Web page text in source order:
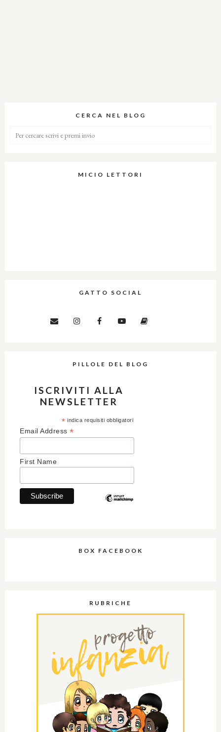
CERCA NEL BLOG
MICIO LETTORI
GATTO SOCIAL
PILLOLE DEL BLOG
ISCRIVITI ALLA
NEWSLETTER
* indica requisiti obbligatori
Email Address *
First Name
BOX FACEBOOK
RUBRICHE